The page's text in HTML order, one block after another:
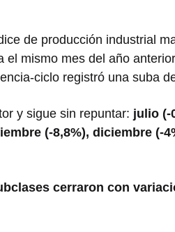
de producción industrial
mismo mes del año
ciclo registró una suba
y sigue sin repuntar: julio (-
(-8,8%), diciembre (-
cerraron con